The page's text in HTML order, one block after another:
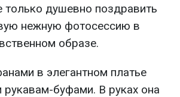
душевно поздравить
нежную фотосессию в
образе.
в элегантном платье
буфами. В руках она